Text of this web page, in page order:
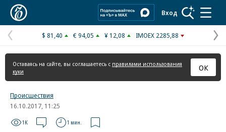
Вход
Предыдущая
страница
$ 81,40 € 94,05 ¥ 12,08 IMOEX 2285,88
Оставаясь на сайте, вы соглашаетесь с правилами использования
куки
ОК
Происшествия
16.10.2017, 11:25
1K 1 мин.